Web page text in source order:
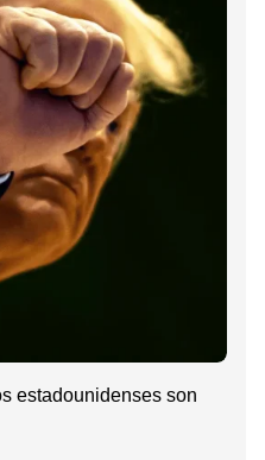
estadounidenses son